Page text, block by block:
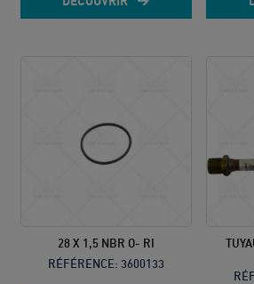
28 X 1,5 NBR O- RI
RÉFÉRENCE: 3600133